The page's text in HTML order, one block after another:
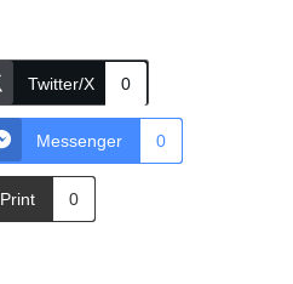
Twitter/X 0
Messenger 0
Print 0